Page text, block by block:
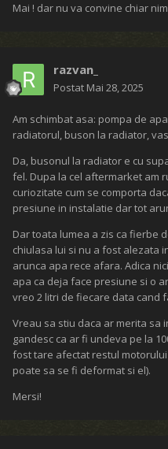
Mai ! dar nu va convine chiar
razvan_
Postat Mai 28, 2025
Am schimbat asa: pompa de
radiatorul, buson la radiator,
Da, busonul la radiator e cu
fel. Dupa la cel aftermarket am
curiozitate cum se comporta
presiune in instalatie dar tot
Dar toata lumea a zis ca fierbe
chiulasa lui si nu a fost alezata
arunca apa rece afara. Adica
apa ca deja face presiune si o
vreo 2 litri de fiecare data cand
Vreau sa stiu daca ar merita sa
gandesc ca ar fi undeva pe la
fost tare afectat restul
poate sa se fi deformat si el).
Mersi!